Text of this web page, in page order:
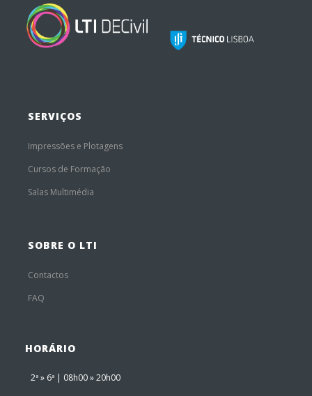
SERVIÇOS
Impressões e Plotagens
Cursos de Formação
Salas Multimédia
SOBRE O LTI
Contactos
FAQ
HORÁRIO
2ª » 6ª | 08h00 » 20h00